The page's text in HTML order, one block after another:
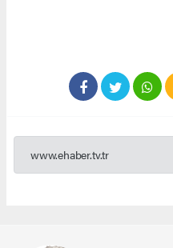
www.ehaber.tv.tr